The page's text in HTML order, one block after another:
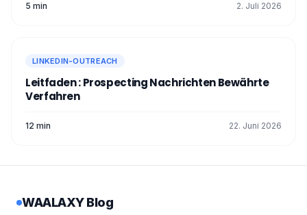
5 min 2. Juli 2026
LINKEDIN-OUTREACH
Leitfaden : Prospecting Nachrichten Bewährte
Verfahren
12 min 22. Juni 2026
WAALAXY Blog